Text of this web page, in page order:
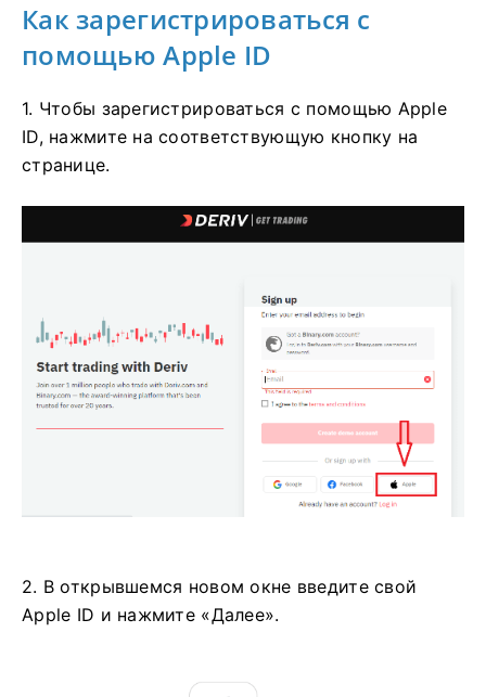
Как зарегистрироваться с
помощью Apple ID
1. Чтобы зарегистрироваться с помощью Apple
ID, нажмите на соответствующую кнопку на
странице.
2. В открывшемся новом окне введите свой
Apple ID и нажмите «Далее».